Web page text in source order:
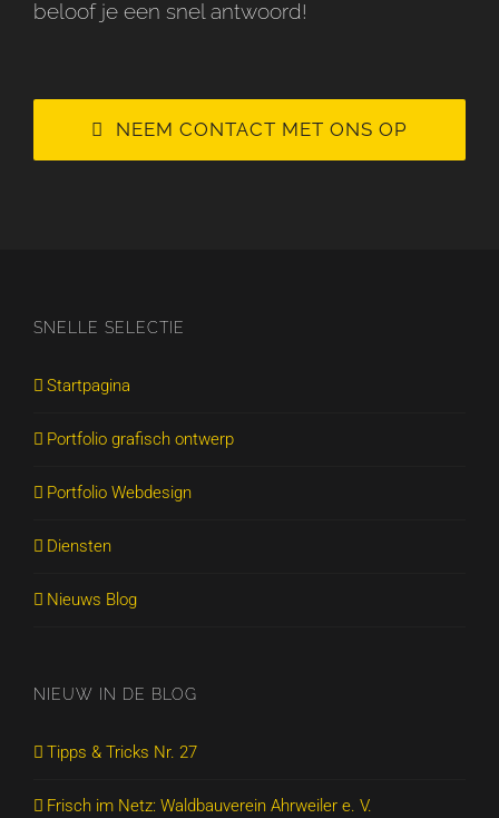
beloof je een snel antwoord!
NEEM CONTACT MET ONS OP
SNELLE SELECTIE
Startpagina
Portfolio grafisch ontwerp
Portfolio Webdesign
Diensten
Nieuws Blog
NIEUW IN DE BLOG
Tipps & Tricks Nr. 27
Frisch im Netz: Waldbauverein Ahrweiler e. V.